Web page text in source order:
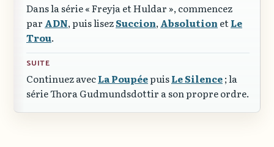
Dans la série« Freyja et Huldar », commencez
par ADN, puis lisezSuccion,Absolution etLe
Trou.
SUITE
Continuez avecLa PoupéepuisLe Silence; la
série Thora Gudmundsdottir a son propre ordre.